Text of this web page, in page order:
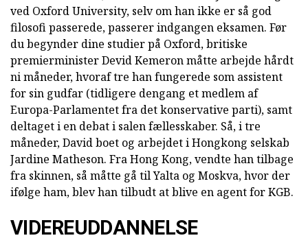
ved Oxford University, selv om han ikke er så god
filosofi passerede, passerer indgangen eksamen. Før
du begynder dine studier på Oxford, britiske
premierminister Devid Kemeron måtte arbejde hårdt
ni måneder, hvoraf tre han fungerede som assistent
for sin gudfar (tidligere dengang et medlem af
Europa-Parlamentet fra det konservative parti), samt
deltaget i en debat i salen fællesskaber. Så, i tre
måneder, David boet og arbejdet i Hongkong selskab
Jardine Matheson. Fra Hong Kong, vendte han tilbage
fra skinnen, så måtte gå til Yalta og Moskva, hvor der
ifølge ham, blev han tilbudt at blive en agent for KGB.
VIDEREUDDANNELSE